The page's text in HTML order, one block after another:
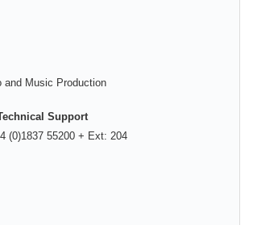
and Music Production
Support
(0)1837 55200 + Ext: 204